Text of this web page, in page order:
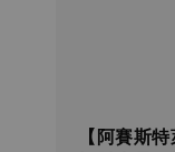
【阿賽斯